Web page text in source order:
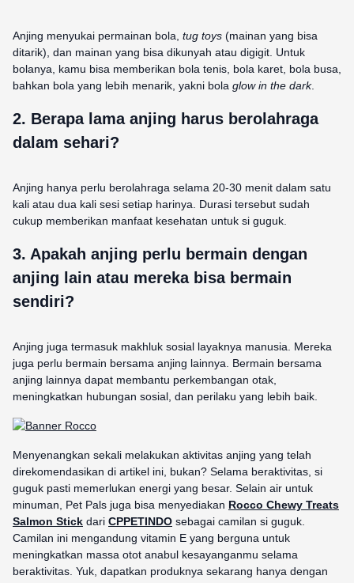
Anjing menyukai permainan bola, tug toys (mainan yang bisa
ditarik), dan mainan yang bisa dikunyah atau digigit. Untuk
bolanya, kamu bisa memberikan bola tenis, bola karet, bola busa,
bahkan bola yang lebih menarik, yakni bola glow in the dark.
2. Berapa lama anjing harus berolahraga
dalam sehari?
Anjing hanya perlu berolahraga selama 20-30 menit dalam satu
kali atau dua kali sesi setiap harinya. Durasi tersebut sudah
cukup memberikan manfaat kesehatan untuk si guguk.
3. Apakah anjing perlu bermain dengan
anjing lain atau mereka bisa bermain
sendiri?
Anjing juga termasuk makhluk sosial layaknya manusia. Mereka
juga perlu bermain bersama anjing lainnya. Bermain bersama
anjing lainnya dapat membantu perkembangan otak,
meningkatkan hubungan sosial, dan perilaku yang lebih baik.
Menyenangkan sekali melakukan aktivitas anjing yang telah
direkomendasikan di artikel ini, bukan? Selama beraktivitas, si
guguk pasti memerlukan energi yang besar. Selain air untuk
minuman, Pet Pals juga bisa menyediakan Rocco Chewy Treats
Salmon Stick dari CPPETINDO sebagai camilan si guguk.
Camilan ini mengandung vitamin E yang berguna untuk
meningkatkan massa otot anabul kesayanganmu selama
beraktivitas. Yuk, dapatkan produknya sekarang hanya dengan